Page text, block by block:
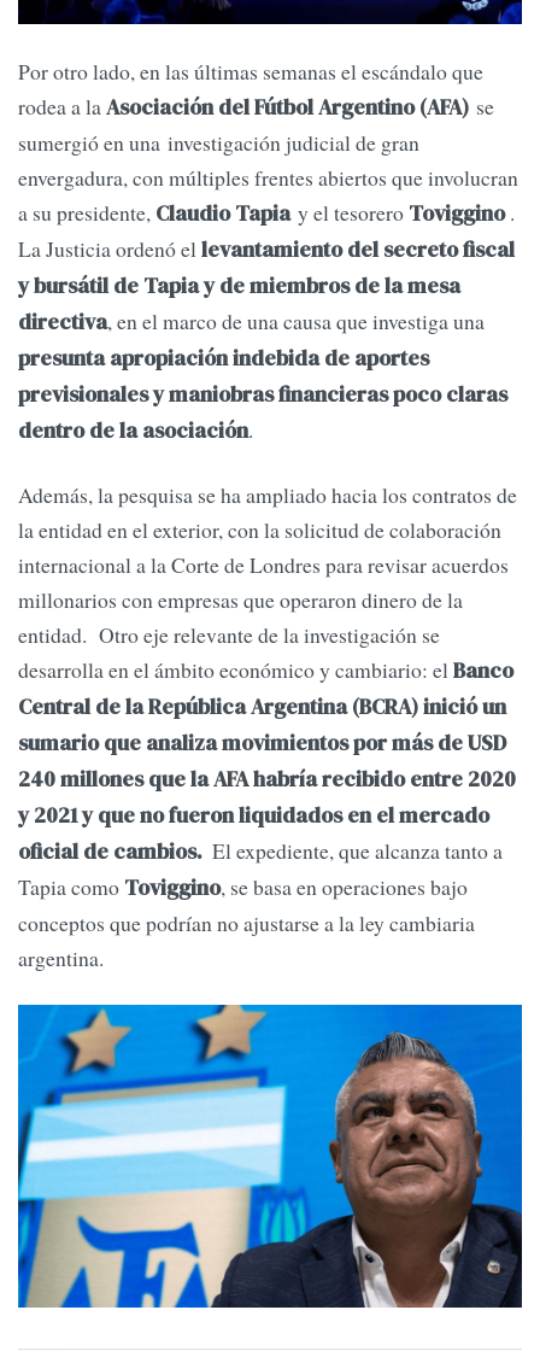
Por otro lado, en las últimas semanas el escándalo que
rodea a la Asociación del Fútbol Argentino (AFA) se
sumergió en una investigación judicial de gran
envergadura, con múltiples frentes abiertos que involucran
a su presidente, Claudio Tapiay el tesorero Toviggino.
La Justicia ordenó el levantamiento del secreto fiscal
y bursátil de Tapia y de miembros de la mesa
directiva, en el marco de una causa que investiga una
presunta apropiación indebida de aportes
previsionales y maniobras financieras poco claras
dentro de la asociación.
Además, la pesquisa se ha ampliado hacia los contratos de
la entidad en el exterior, con la solicitud de colaboración
internacional a la Corte de Londres para revisar acuerdos
millonarios con empresas que operaron dinero de la
entidad. Otro eje relevante de la investigación se
desarrolla en el ámbito económico y cambiario: elBanco
Central de la República Argentina (BCRA) inició un
sumario que analiza movimientos por más de USD
240 millones que la AFA habría recibido entre 2020
y 2021 y que no fueron liquidados en el mercado
oficial de cambios. El expediente, que alcanza tanto a
Tapia como Toviggino, se basa en operaciones bajo
conceptos que podrían no ajustarse a la ley cambiaria
argentina.